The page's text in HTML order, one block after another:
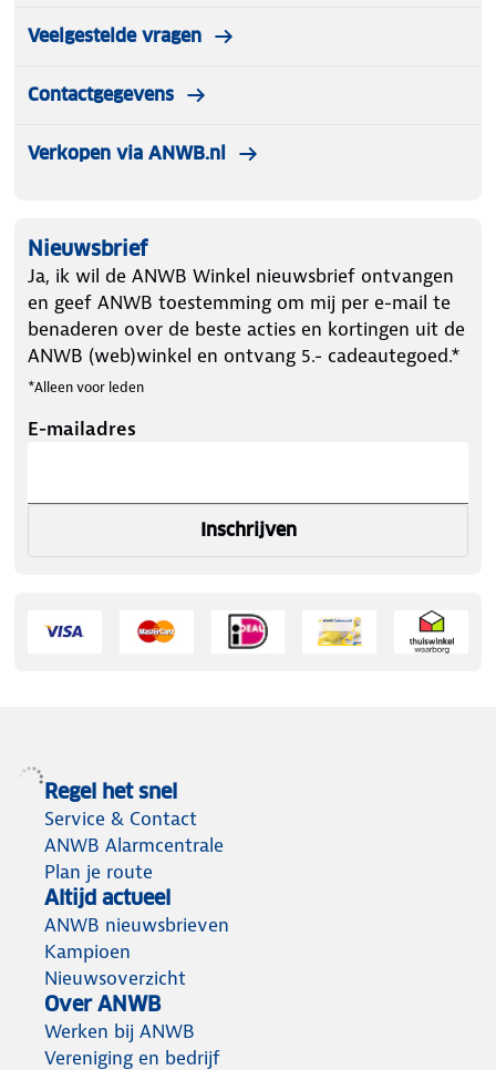
Veelgestelde vragen
Contactgegevens
Verkopen via ANWB.nl
Nieuwsbrief
Ja, ik wil de ANWB Winkel nieuwsbrief ontvangen
en geef ANWB toestemming om mij per e-mail te
benaderen over de beste acties en kortingen uit de
ANWB (web)winkel en ontvang 5.- cadeautegoed.*
*Alleen voor leden
E-mailadres
Inschrijven
Regel het snel
Service & Contact
ANWB Alarmcentrale
Plan je route
Altijd actueel
ANWB nieuwsbrieven
Kampioen
Nieuwsoverzicht
Over ANWB
Werken bij ANWB
Vereniging en bedrijf